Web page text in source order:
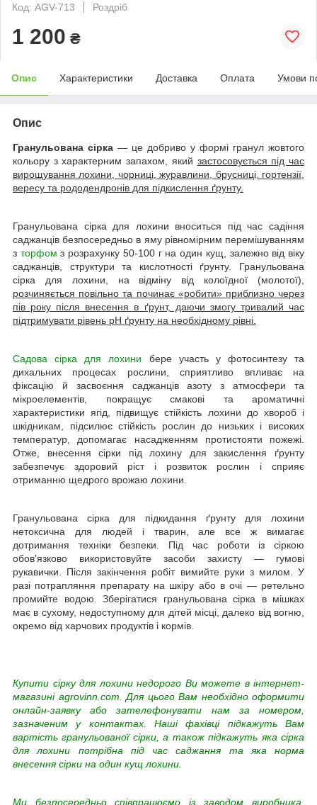
Код: AGV-713
Роздріб
1 200 ₴
Опис Характеристики Доставка Оплата Умови
Опис
Гранульована сірка — це добриво у формі гранул жовтого
кольору з характерним запахом, який застосовується під час
вирощування лохини, чорниці, журавлини, брусниці, гортензії,
вересу та рододендронів для підкислення ґрунту.
Гранульована сірка для лохини вноситься під час садіння
саджанців безпосередньо в яму рівномірним перемішуванням
з торфом з розрахунку 50-100 г на один кущ, залежно від віку
саджанців, структури та кислотності ґрунту. Гранульована
сірка для лохини, на відміну від колоїдної (молотої),
розчиняється повільно та починає «робити» приблизно через
пів року після внесення в ґрунт, даючи змогу тривалий час
підтримувати рівень pH ґрунту на необхідному рівні.
Садова сірка для лохини бере участь у фотосинтезу та
дихальних процесах рослини, сприятливо впливає на
фіксацію й засвоєння саджанців азоту з атмосфери та
мікроелементів, покращує смакові та ароматичні
характеристики ягід, підвищує стійкість лохини до хвороб і
шкідникам, підсилює стійкість рослин до низьких і високих
температур, допомагає насадженням протистояти пожежі.
Отже, внесення сірки під лохину для закислення ґрунту
забезпечує здоровий ріст і розвиток рослин і сприяє
отриманню щедрого врожаю лохини.
Гранульована сірка для підкидання ґрунту для лохини
нетоксична для людей і тварин, але все ж вимагає
дотримання техніки безпеки. Під час роботи із сіркою
обов'язково використовуйте засоби захисту — гумові
рукавички. Після закінчення робіт вимийте руки з милом. У
разі потрапляння препарату на шкіру або в очі — ретельно
промийте водою. Зберігатися гранульована сірка в мішках
має в сухому, недоступному для дітей місці, далеко від вогню,
окремо від харчових продуктів і кормів.
Купити сірку для лохини недорого Ви можете в інтернет-
магазині agrovinn.com. Для цього Вам необхідно оформити
онлайн-заявку або зателефонувати нам за номером,
зазначеним у контактах. Наші фахівці підкажуть Вам
вартість гранульованої сірки, а також підкажуть яка сірка
для лохини потрібна під час саджання та яка норма
внесення сірки на один кущ лохини.
Ми безпосередньо співпрацюємо із заводом виробника,